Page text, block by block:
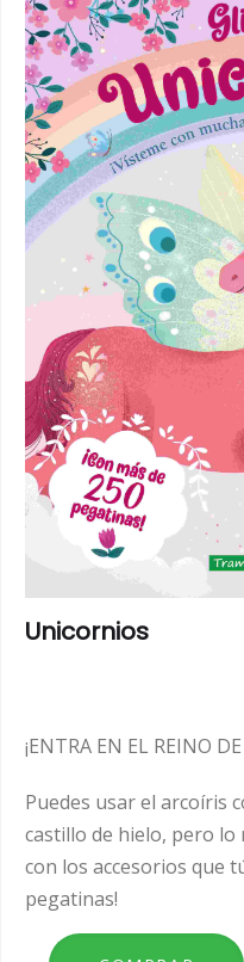
Unicornios
¡ENTRA EN EL REINO
Puedes usar el arcoíris
castillo de hielo, pero lo
con los accesorios que
pegatinas!